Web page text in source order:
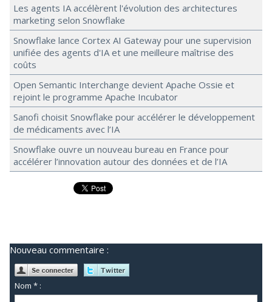
Les agents IA accélèrent l'évolution des architectures
marketing selon Snowflake
Snowflake lance Cortex AI Gateway pour une supervision
unifiée des agents d'IA et une meilleure maîtrise des
coûts
Open Semantic Interchange devient Apache Ossie et
rejoint le programme Apache Incubator
Sanofi choisit Snowflake pour accélérer le développement
de médicaments avec l’IA
Snowflake ouvre un nouveau bureau en France pour
accélérer l’innovation autour des données et de l’IA
Nouveau commentaire :
Nom * :